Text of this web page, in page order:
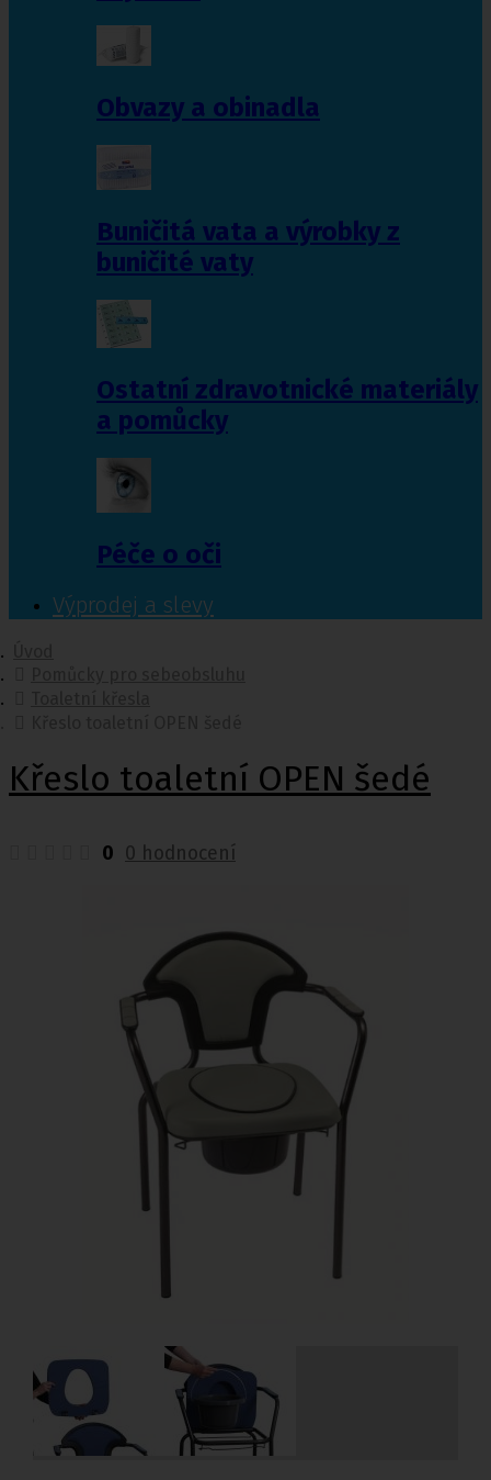
Obvazy a obinadla
Buničitá vata a výrobky z
buničité vaty
Ostatní zdravotnické materiály
a pomůcky
Péče o oči
Výprodej a slevy
Křeslo toaletní OPEN šedé
0 0 hodnocení